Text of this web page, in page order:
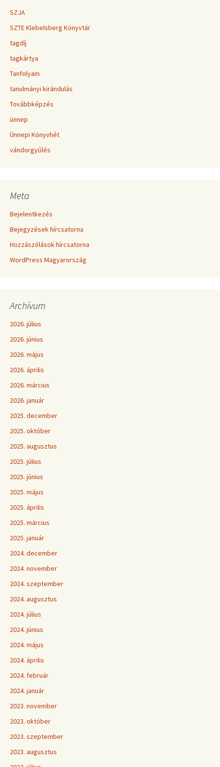
SZJA
SZTE Klebelsberg Könyvtár
tagdíj
tagkártya
Tanfolyam
tanulmányi kirándulás
Továbbképzés
ünnep
Ünnepi Könyvhét
vándorgyűlés
Meta
Bejelentkezés
Bejegyzések hírcsatorna
Hozzászólások hírcsatorna
WordPress Magyarország
Archívum
2026. július
2026. június
2026. május
2026. április
2026. március
2026. január
2025. december
2025. október
2025. augusztus
2025. július
2025. június
2025. május
2025. április
2025. március
2025. január
2024. december
2024. november
2024. szeptember
2024. augusztus
2024. július
2024. június
2024. május
2024. április
2024. február
2024. január
2023. november
2023. október
2023. szeptember
2023. augusztus